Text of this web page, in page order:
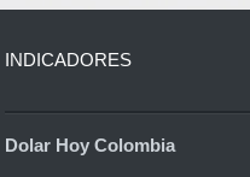
INDICADORES
Dolar Hoy Colombia